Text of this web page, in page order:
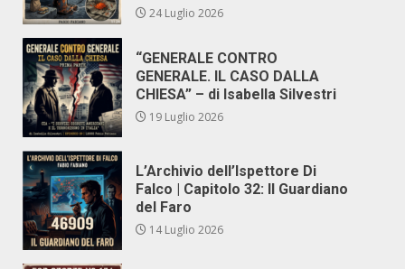
24 Luglio 2026
“GENERALE CONTRO
GENERALE. IL CASO DALLA
CHIESA” – di Isabella Silvestri
19 Luglio 2026
L’Archivio dell’Ispettore Di
Falco | Capitolo 32: Il Guardiano
del Faro
14 Luglio 2026